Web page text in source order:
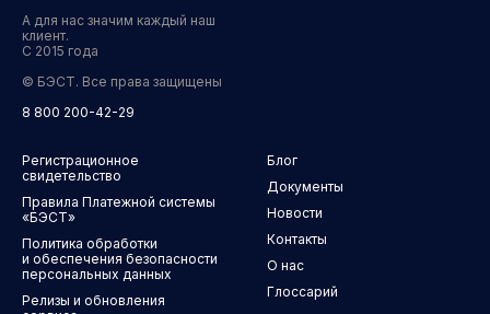
А для нас значим каждый наш
клиент.
С 2015 года
© БЭСТ. Все права защищены
8 800 200-42-29
Регистрационное
свидетельство
Правила Платежной системы
«БЭСТ»
Политика обработки
и обеспечения безопасности
персональных данных
Релизы и обновления
Блог
Документы
Новости
Контакты
О нас
Глоссарий